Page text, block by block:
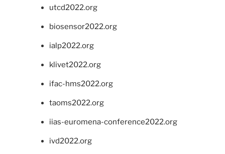
utcd2022.org
biosensor2022.org
ialp2022.org
klivet2022.org
ifac-hms2022.org
taoms2022.org
iias-euromena-conference2022.org
ivd2022.org